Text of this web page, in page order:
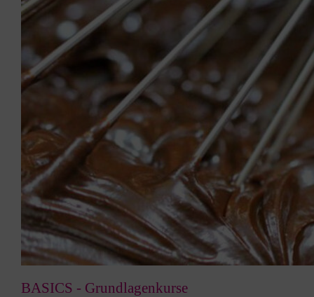
BASICS - Grundlagenkurse